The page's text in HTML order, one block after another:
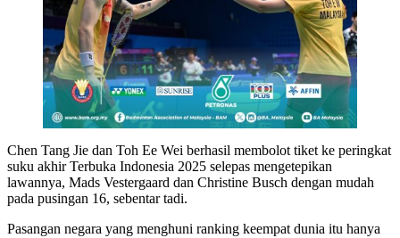
Chen Tang Jie dan Toh Ee Wei berhasil membolot tiket ke peringkat
suku akhir Terbuka Indonesia 2025 selepas mengetepikan
lawannya, Mads Vestergaard dan Christine Busch dengan mudah
pada pusingan 16, sebentar tadi.
Pasangan negara yang menghuni ranking keempat dunia itu hanya